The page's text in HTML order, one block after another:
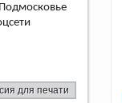
для печати